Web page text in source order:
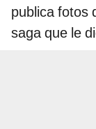
publica fotos
saga que le